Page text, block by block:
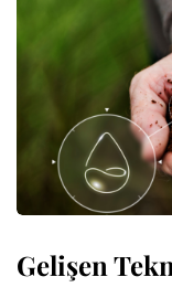
Gelişen